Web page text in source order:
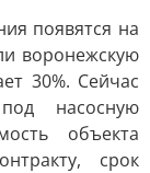
появятся на
воронежскую
30%. Сейчас
насосную
объекта
срок